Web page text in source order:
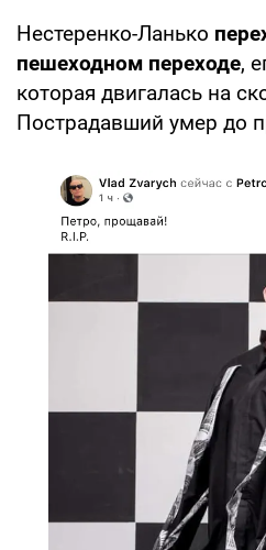
Нестеренко-Ланько
пешеходном переходе,
которая двигалась на
Пострадавший умер до